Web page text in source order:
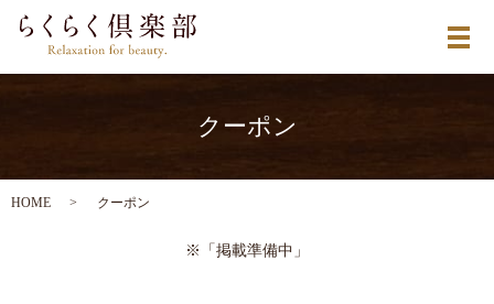
メ
クーポン
HOME クーポン
※「掲載準備中」